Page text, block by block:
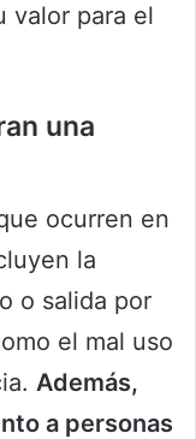
valor para el
una
ocurren en
la
o salida por
el mal uso
Además,
a personas